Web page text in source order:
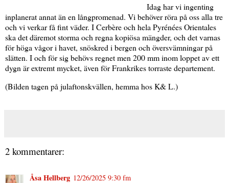
Idag har vi ingenting
inplanerat annat än en långpromenad. Vi behöver röra på oss alla tre
och vi verkar få fint väder. I Cerbère och hela Pyrénées Orientales
ska det däremot storma och regna kopiösa mängder, och det varnas
för höga vågor i havet, snöskred i bergen och översvämningar på
slätten. I och för sig behövs regnet men 200 mm inom loppet av ett
dygn är extremt mycket, även för Frankrikes torraste departement.
(Bilden tagen på julaftonskvällen, hemma hos K& L.)
2 kommentarer:
Åsa Hellberg 12/26/2025 9:30 fm